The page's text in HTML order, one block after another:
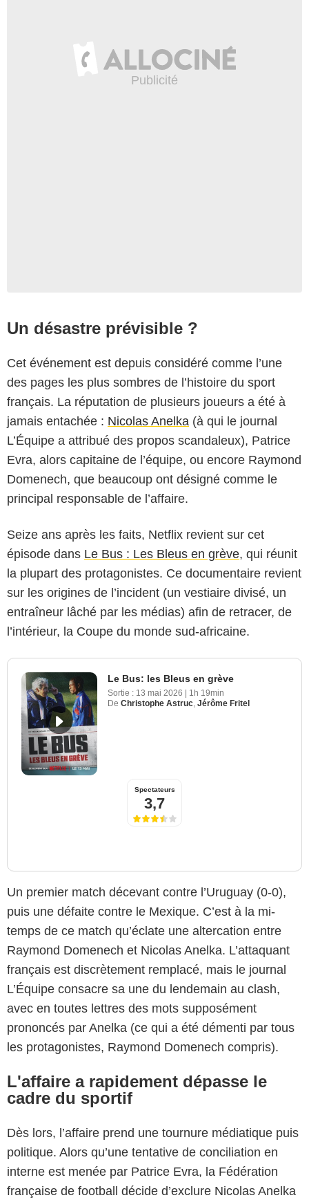
Un désastre prévisible ?
Cet événement est depuis considéré comme l’une
des pages les plus sombres de l’histoire du sport
français. La réputation de plusieurs joueurs a été à
jamais entachée : Nicolas Anelka (à qui le journal
L’Équipe a attribué des propos scandaleux), Patrice
Evra, alors capitaine de l’équipe, ou encore Raymond
Domenech, que beaucoup ont désigné comme le
principal responsable de l’affaire.
Seize ans après les faits, Netflix revient sur cet
épisode dans Le Bus : Les Bleus en grève, qui réunit
la plupart des protagonistes. Ce documentaire revient
sur les origines de l’incident (un vestiaire divisé, un
entraîneur lâché par les médias) afin de retracer, de
l’intérieur, la Coupe du monde sud-africaine.
Le Bus: les Bleus en grève
Sortie : 13 mai 2026 | 1h 19min
De Christophe Astruc Jérôme Fritel
Spectateurs
3,7
Un premier match décevant contre l’Uruguay (0-0),
puis une défaite contre le Mexique. C’est à la mi-
temps de ce match qu’éclate une altercation entre
Raymond Domenech et Nicolas Anelka. L’attaquant
français est discrètement remplacé, mais le journal
L’Équipe consacre sa une du lendemain au clash,
avec en toutes lettres des mots supposément
prononcés par Anelka (ce qui a été démenti par tous
les protagonistes, Raymond Domenech compris).
L'affaire a rapidement dépasse le
cadre du sportif
Dès lors, l’affaire prend une tournure médiatique puis
politique. Alors qu’une tentative de conciliation en
interne est menée par Patrice Evra, la Fédération
française de football décide d’exclure Nicolas Anelka